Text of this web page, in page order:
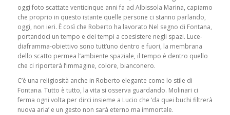
oggi foto scattate venticinque anni fa ad Albissola Marina, capiamo
che proprio in questo istante quelle persone ci stanno parlando,
oggi, non ieri. È così che Roberto ha lavorato Nel segno di Fontana,
portandoci un tempo e dei tempi a coesistere negli spazi. Luce-
diaframma-obiettivo sono tutt’uno dentro e fuori, la membrana
dello scatto permea l’ambiente spaziale, il tempo è dentro quello
che ci riporterà l’immagine, colore, bianconero.
C’è una religiosità anche in Roberto elegante come lo stile di
Fontana. Tutto è tutto, la vita si osserva guardando. Molinari ci
ferma ogni volta per dirci insieme a Lucio che ‘da quei buchi filtrerà
nuova aria’ e un gesto non sarà eterno ma immortale.